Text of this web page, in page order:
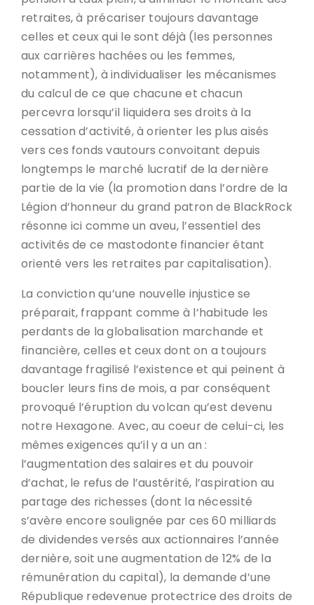
retraites, à précariser toujours davantage
celles et ceux qui le sont déjà (les personnes
aux carrières hachées ou les femmes,
notamment), à individualiser les mécanismes
du calcul de ce que chacune et chacun
percevra lorsqu’il liquidera ses droits à la
cessation d’activité, à orienter les plus aisés
vers ces fonds vautours convoitant depuis
longtemps le marché lucratif de la dernière
partie de la vie (la promotion dans l’ordre de la
Légion d’honneur du grand patron de BlackRock
résonne ici comme un aveu, l’essentiel des
activités de ce mastodonte financier étant
orienté vers les retraites par capitalisation).
La conviction qu’une nouvelle injustice se
préparait, frappant comme à l’habitude les
perdants de la globalisation marchande et
financière, celles et ceux dont on a toujours
davantage fragilisé l’existence et qui peinent à
boucler leurs fins de mois, a par conséquent
provoqué l’éruption du volcan qu’est devenu
notre Hexagone. Avec, au coeur de celui-ci, les
mêmes exigences qu’il y a un an :
l’augmentation des salaires et du pouvoir
d’achat, le refus de l’austérité, l’aspiration au
partage des richesses (dont la nécessité
s’avère encore soulignée par ces 60 milliards
de dividendes versés aux actionnaires l’année
dernière, soit une augmentation de 12% de la
rémunération du capital), la demande d’une
République redevenue protectrice des droits de